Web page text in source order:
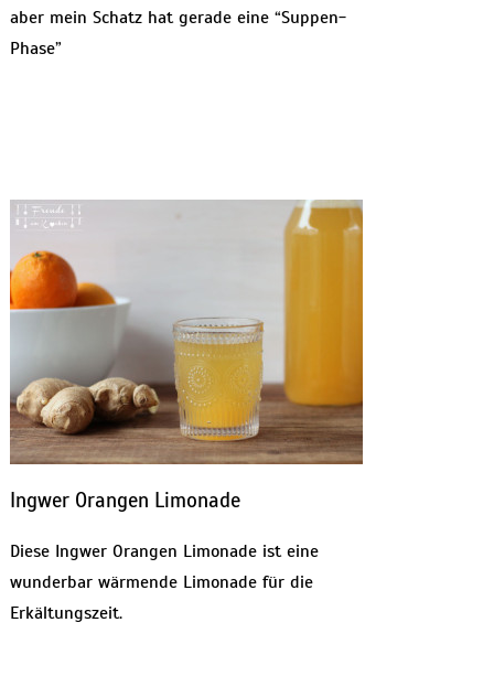
aber mein Schatz hat gerade eine “Suppen-
Phase”
Ingwer Orangen Limonade
Diese Ingwer Orangen Limonade ist eine
wunderbar wärmende Limonade für die
Erkältungszeit.